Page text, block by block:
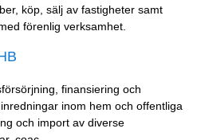
köp, sälj av fastigheter samt
förenlig verksamhet.
finansiering och
inom hem och offentliga
och import av diverse